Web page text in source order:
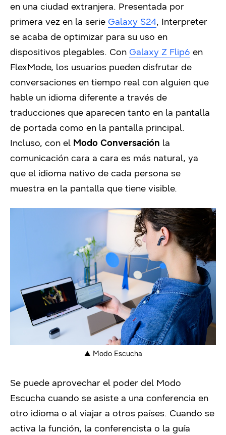
en una ciudad extranjera. Presentada por
primera vez en la serie Galaxy S24, Interpreter
se acaba de optimizar para su uso en
dispositivos plegables. Con Galaxy Z Flip6 en
FlexMode, los usuarios pueden disfrutar de
conversaciones en tiempo real con alguien que
hable un idioma diferente a través de
traducciones que aparecen tanto en la pantalla
de portada como en la pantalla principal.
Incluso, con el Modo Conversación la
comunicación cara a cara es más natural, ya
que el idioma nativo de cada persona se
muestra en la pantalla que tiene visible.
▲ Modo Escucha
Se puede aprovechar el poder del Modo
Escucha cuando se asiste a una conferencia en
otro idioma o al viajar a otros países. Cuando se
activa la función, la conferencista o la guía